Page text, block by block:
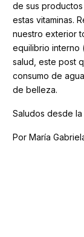
de sus
estas vitaminas.
nuestro exterior
equilibrio interno
salud, este post
consumo de
de belleza.
Saludos desde la
Por María